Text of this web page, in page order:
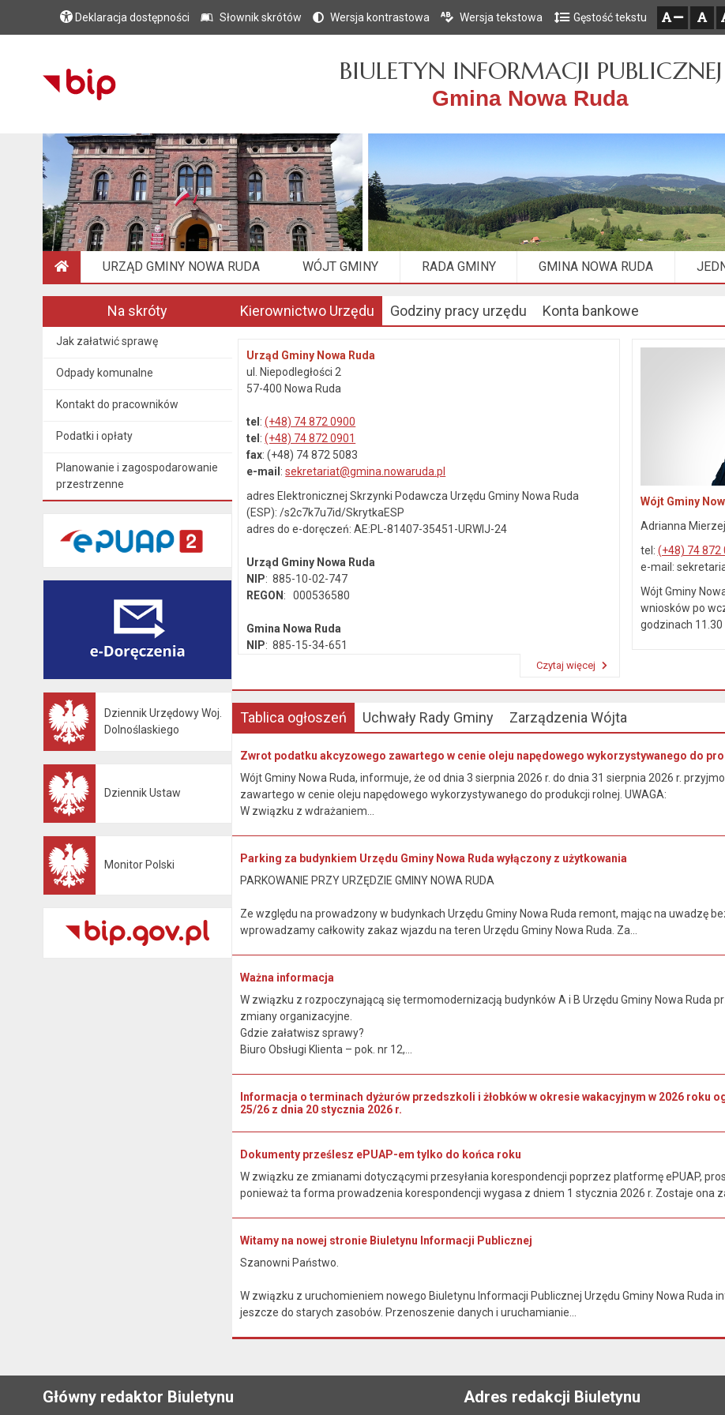
Przejdź do głównego menu
Przejdź do treści
Przejdź do mapy serwisu
Deklaracja dostępności Słownik skrótów Wersja kontrastowa Wersja tekstowa Gęstość tekstu
BIULETYN INFORMACJI PUBLICZNEJ
Gmina Nowa Ruda
URZĄD GMINY NOWA RUDA WÓJT GMINY RADA GMINY GMINA NOWA RUDA
Na skróty
Jak załatwić sprawę
Odpady komunalne
Kontakt do pracowników
Podatki i opłaty
Planowanie i zagospodarowanie
przestrzenne
Dziennik Urzędowy Woj.
Dolnoślaskiego
Dziennik Ustaw
Monitor Polski
Kierownictwo Urzędu Godziny pracy urzędu Konta bankowe
Urząd Gminy Nowa Ruda
ul. Niepodległości 2
57-400 Nowa Ruda
tel :(+48) 74 872 0900
tel :(+48) 74 872 0901
fax: (+48) 74 872 5083
e-mail :sekretariat@gmina.nowaruda.pl
adres Elektronicznej Skrzynki Podawcza Urzędu Gminy Nowa Ruda
(ESP): /s2c7k7u7id/SkrytkaESP
adres do e-doręczeń: AE:PL-81407-35451-URWIJ-24
Urząd Gminy Nowa Ruda
NIP: 885-10-02-747
REGON : 000536580
Gmina Nowa Ruda
NIP: 885-15-34-651
Czytaj więcej
Wójt Gminy
Adrianna
tel: (+48) 74 872
e-mail:
Wójt Gminy
wniosków po
godzinach 11.30
Tablica ogłoszeń Uchwały Rady Gminy Zarządzenia Wójta
Zwrot podatku akcyzowego zawartego w cenie oleju napędowego wykorzystywanego do
Wójt Gminy Nowa Ruda, informuje, że od dnia 3 sierpnia 2026 r. do dnia 31 sierpnia 2026 r.
zawartego w cenie oleju napędowego wykorzystywanego do produkcji rolnej. UWAGA:
W związku z wdrażaniem...
Parking za budynkiem Urzędu Gminy Nowa Ruda wyłączony z użytkowania
PARKOWANIE PRZY URZĘDZIE GMINY NOWA RUDA
Ze względu na prowadzony w budynkach Urzędu Gminy Nowa Ruda remont, mając na uwadzę
wprowadzamy całkowity zakaz wjazdu na teren Urzędu Gminy Nowa Ruda. Za...
Ważna informacja
W związku z rozpoczynającą się termomodernizacją budynków A i B Urzędu Gminy Nowa Ruda
zmiany organizacyjne.
Gdzie załatwisz sprawy?
Biuro Obsługi Klienta – pok. nr 12,...
Informacja o terminach dyżurów przedszkoli i żłobków w okresie wakacyjnym w 2026 roku
25/26 z dnia 20 stycznia 2026 r.
Dokumenty prześlesz ePUAP-em tylko do końca roku
W związku ze zmianami dotyczącymi przesyłania korespondencji poprzez platformę ePUAP,
ponieważ ta forma prowadzenia korespondencji wygasa z dniem 1 stycznia 2026 r. Zostaje ona
Witamy na nowej stronie Biuletynu Informacji Publicznej
Szanowni Państwo.
W związku z uruchomieniem nowego Biuletynu Informacji Publicznej Urzędu Gminy Nowa Ruda
jeszcze do starych zasobów. Przenoszenie danych i uruchamianie...
Główny redaktor Biuletynu Adres redakcji Biuletynu